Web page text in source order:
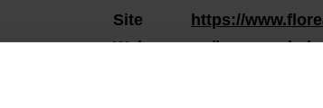
Site
Web:
https://
ng/hameau-de-